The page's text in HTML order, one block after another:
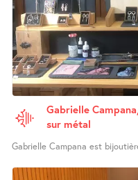
Gabrielle
sur métal
Gabrielle Campana est